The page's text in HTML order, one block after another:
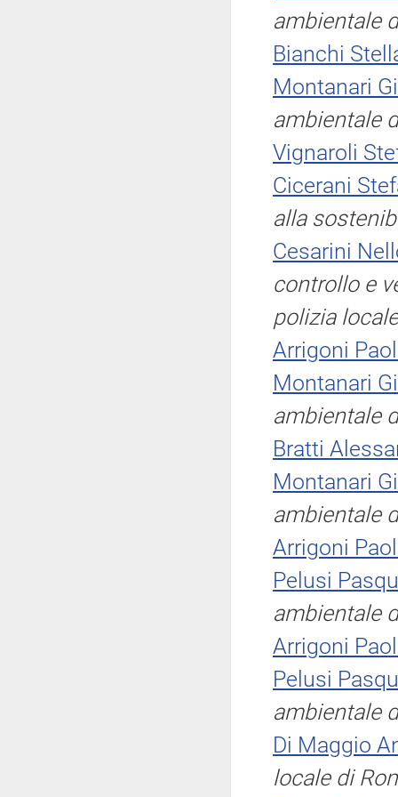
ambientale
Bianchi
Montanari
ambientale
Vignaroli
Cicerani
alla
Cesarini
controllo e
polizia
Arrigoni
Montanari
ambientale
Bratti
Montanari
ambientale
Arrigoni
Pelusi
ambientale
Arrigoni
Pelusi
ambientale
Di Maggio
locale di